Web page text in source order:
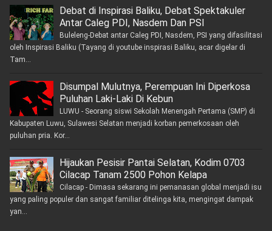
Debat di Inspirasi Baliku, Debat Spektakuler
Antar Caleg PDI, Nasdem Dan PSI
Buleleng-Debat antar Caleg PDI, Nasdem, PSI yang difasilitasi
oleh Inspirasi Baliku (Tayang di youtube inspirasi Baliku, acar digelar di
Tam...
Disumpal Mulutnya, Perempuan Ini Diperkosa
Puluhan Laki-Laki Di Kebun
LUWU - Seorang siswi Sekolah Menengah Pertama (SMP) di
Kabupaten Luwu, Sulawesi Selatan menjadi korban pemerkosaan oleh
puluhan pria. Kor...
Hijaukan Pesisir Pantai Selatan, Kodim 0703
Cilacap Tanam 2500 Pohon Kelapa
Cilacap - Dimasa sekarang ini pemanasan global menjadi isu
yang paling populer dan sangat familiar ditelinga kita, mengingat dampak
yan...